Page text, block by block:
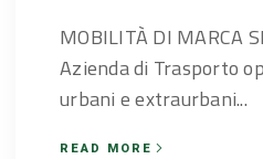
MOBILITÀ DI MARCA
Azienda di Trasporto
urbani e extraurbani...
READ MORE